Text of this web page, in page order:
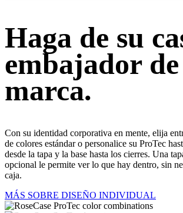
Haga de su
embajador
marca.
Con su identidad corporativa en mente, elija
de colores estándar o personalice su ProTec
desde la tapa y la base hasta los cierres. Una
opcional le permite ver lo que hay dentro, sin
caja.
MÁS SOBRE DISEÑO INDIVIDUAL